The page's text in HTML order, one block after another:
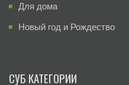
Для дома
Новый год и Рождество
СУБ КАТЕГОРИИ